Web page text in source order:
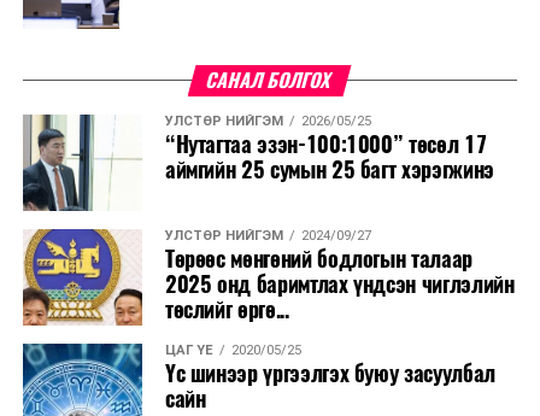
САНАЛ БОЛГОХ
УЛСТӨР НИЙГЭМ 2026/05/25
“Нутагтаа эзэн-100:1000” төсөл 17
аймгийн 25 сумын 25 багт хэрэгжинэ
УЛСТӨР НИЙГЭМ 2024/09/27
Төрөөс мөнгөний бодлогын талаар
2025 онд баримтлах үндсэн чиглэлийн
төслийг өргө...
ЦАГ ҮЕ 2020/05/25
Үс шинээр үргээлгэх буюу засуулбал
сайн